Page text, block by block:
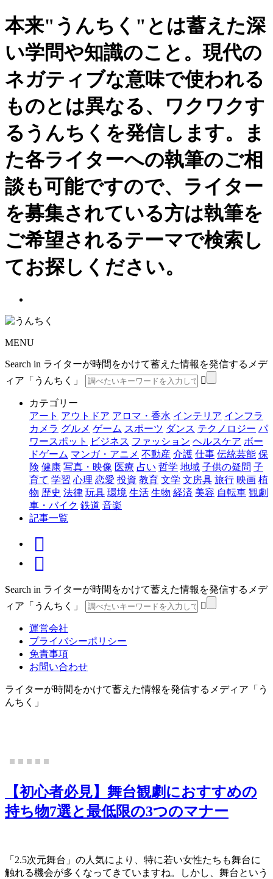
本来"うんちく"とは蓄えた深
い学問や知識のこと。現代の
ネガティブな意味で使われる
ものとは異なる、ワクワクす
るうんちくを発信します。ま
た各ライターへの執筆のご相
談も可能ですので、ライター
を募集されている方は執筆を
ご希望されるテーマで検索し
てお探しください。
MENU
Search in ライターが時間をかけて蓄えた情報を発信するメデ
ィア「うんちく」
カテゴリー
アート アウトドア アロマ・香水 インテリア インフラ
カメラ グルメ ゲーム スポーツ ダンス テクノロジー パ
ワースポット
ビジネス ファッション ヘルスケア ボー
ドゲーム マンガ・アニメ 不動産 介護 仕事 伝統芸能 保
険 健康 写真・映像 医療 占い 哲学 地域 子供の疑問 子
育て 学習 心理 恋愛 投資 教育 文学 文房具 旅行 映画 植
物 歴史 法律 玩具 環境 生活 生物 経済 美容 自転車 観劇
車・バイク 鉄道 音楽
記事一覧
Search in ライターが時間をかけて蓄えた情報を発信するメデ
ィア「うんちく」
運営会社
プライバシーポリシー
免責事項
お問い合わせ
ライターが時間をかけて蓄えた情報を発信するメディア「う
んちく」
【初心者必見】舞台観劇におすすめの
持ち物7選と最低限の3つのマナー
「2.5次元舞台」の人気により、特に若い女性たちも舞台に
触れる機会が多くなってきていますね。しかし、舞台という